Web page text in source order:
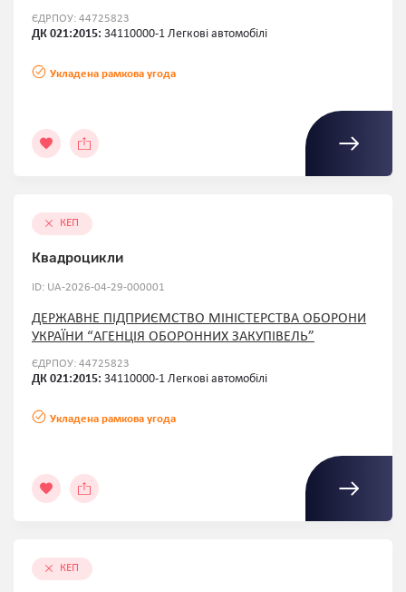
ЄДРПОУ: 44725823
ДК 021:2015: 34110000-1 Легкові автомобілі
Укладена рамкова угода
КЕП
Квадроцикли
ID: UA-2026-04-29-000001
ДЕРЖАВНЕ ПІДПРИЄМСТВО МІНІСТЕРСТВА ОБОРОНИ
УКРАЇНИ “АГЕНЦІЯ ОБОРОННИХ ЗАКУПІВЕЛЬ”
ЄДРПОУ: 44725823
ДК 021:2015: 34110000-1 Легкові автомобілі
Укладена рамкова угода
КЕП